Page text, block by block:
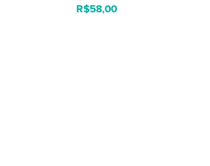
R$58,00